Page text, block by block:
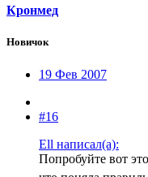
Кронмед
Новичок
19 Фев 2007
#16
Ell написал(а):
Попробуйте вот